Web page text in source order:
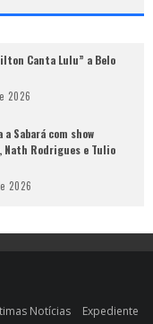
Canta Lulu” a Belo
2026
Sabará com show
Rodrigues e Tulio
2026
Notícias Expediente